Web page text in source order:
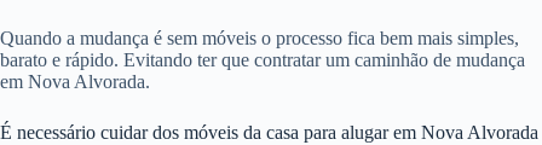
Quando a mudança é sem móveis o processo fica bem mais simples,
barato e rápido. Evitando ter que contratar um caminhão de mudança
em Nova Alvorada.
É necessário cuidar dos móveis da casa para alugar em Nova Alvorada